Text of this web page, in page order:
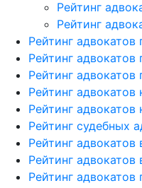
Рейтинг
Рейтинг
Рейтинг
Рейтинг
Рейтинг адвокатов
Рейтинг
Рейтинг
Рейтинг судебных
Рейтинг
Рейтинг
Рейтинг